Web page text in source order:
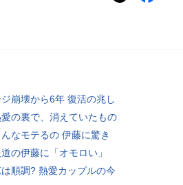
崩壊から6年 復活の兆し
の裏で、消えていたもの
なモテるの 伊藤に驚き
の伊藤に「オモロい」
は順調? 熱愛カップルの今